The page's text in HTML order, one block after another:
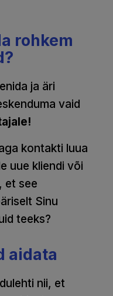
rohkem
ja äri
vaid
kontakti luua
uue kliendi või
et see
Sinu
teeks?
aidata
nii, et